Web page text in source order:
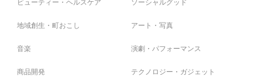
地域創生・町おこし アート・写真
音楽 演劇・パフォーマンス
商品開発 テクノロジー・ガジェット